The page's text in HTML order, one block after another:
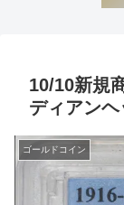
10/10新規
ディアン
ゴールドコイン